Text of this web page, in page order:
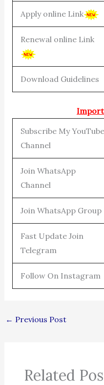
Apply online Link
Renewal online Link
Download Guidelines
Subscribe My YouTube
Channel
Join WhatsApp
Channel
Join WhatsApp Group
Fast Update Join
Telegram
Follow On Instagram
← Previous Post
Related